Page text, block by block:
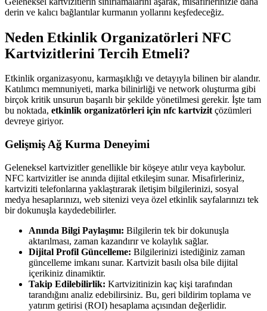
derin ve kalıcı bağlantılar kurmanın yollarını keşfedeceğiz.
Neden Etkinlik Organizatörleri NFC
Kartvizitlerini Tercih Etmeli?
Etkinlik organizasyonu, karmaşıklığı ve detayıyla bilinen bir alandır.
Katılımcı memnuniyeti, marka bilinirliği ve network oluşturma gibi
birçok kritik unsurun başarılı bir şekilde yönetilmesi gerekir. İşte tam
bu noktada, etkinlik organizatörleri için nfc kartvizitçözümleri
devreye giriyor.
Gelişmiş Ağ Kurma Deneyimi
Geleneksel kartvizitler genellikle bir köşeye atılır veya kaybolur.
NFC kartvizitler ise anında dijital etkileşim sunar. Misafirleriniz,
kartviziti telefonlarına yaklaştırarak iletişim bilgilerinizi, sosyal
medya hesaplarınızı, web sitenizi veya özel etkinlik sayfalarınızı tek
bir dokunuşla kaydedebilirler.
Anında Bilgi Paylaşımı: Bilgilerin tek bir dokunuşla
aktarılması, zaman kazandırır ve kolaylık sağlar.
Dijital Profil Güncelleme: Bilgilerinizi istediğiniz zaman
güncelleme imkanı sunar. Kartvizit basılı olsa bile dijital
içerikiniz dinamiktir.
Takip Edilebilirlik: Kartvizitinizin kaç kişi tarafından
tarandığını analiz edebilirsiniz. Bu, geri bildirim toplama ve
yatırım getirisi (ROI) hesaplama açısından değerlidir.